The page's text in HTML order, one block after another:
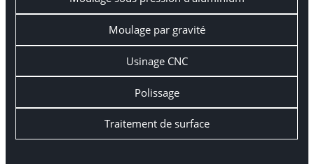
Moulage par gravité
Usinage CNC
Polissage
Traitement de surface